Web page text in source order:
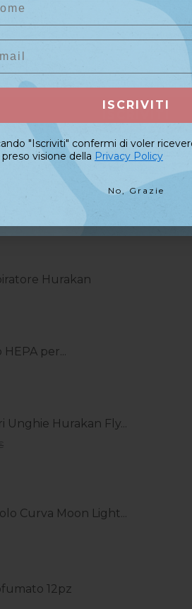
I Più Venduti
I 60w...
€
Hurakan I,...
Hurakan
per...
Unghie Hurakan Fly...
Curva Moon Light...
12pz
"Iscriviti" confermi di voler
preso visione della
Privacy Policy
ISCRIVITI
"Iscriviti" confermi di voler
preso visione della Privacy Policy
No, Grazie